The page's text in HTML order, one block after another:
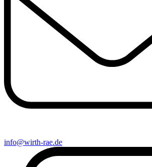
info@wirth-rae.de